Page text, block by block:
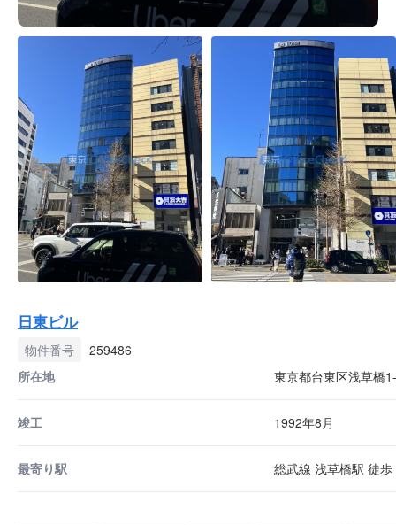
日東ビル
物件番号
259486
所在地
東京都台東区浅草橋
竣工 1992年8月
最寄り駅 総武線 浅草橋駅 徒歩